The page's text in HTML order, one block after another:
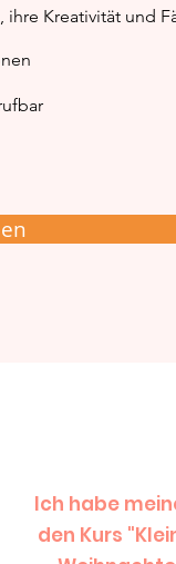
Kreativität und
Ich habe
den Kurs